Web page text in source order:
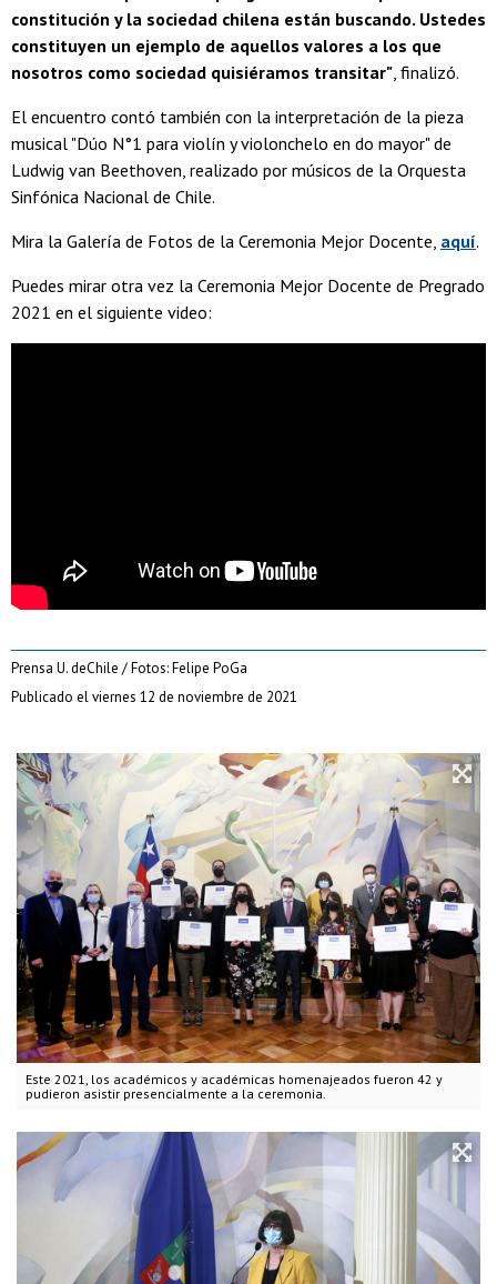
Este 2021, los académicos y académicas homenajeados fueron 42 y
pudieron asistir presencialmente a la ceremonia.
constitución y la sociedad chilena están buscando. Ustedes
constituyen un ejemplo de aquellos valores a los que
nosotros como sociedad quisiéramos transitar" , finalizó.
El encuentro contó también con la interpretación de la pieza
musical "Dúo N°1 para violín y violonchelo en do mayor" de
Ludwig van Beethoven, realizado por músicos de la Orquesta
Sinfónica Nacional de Chile.
Mira la Galería de Fotos de la Ceremonia Mejor Docente, aquí.
Puedes mirar otra vez la Ceremonia Mejor Docente de Pregrado
2021 en el siguiente video:
Prensa U. deChile / Fotos: Felipe PoGa
Publicado el viernes 12 de noviembre de 2021